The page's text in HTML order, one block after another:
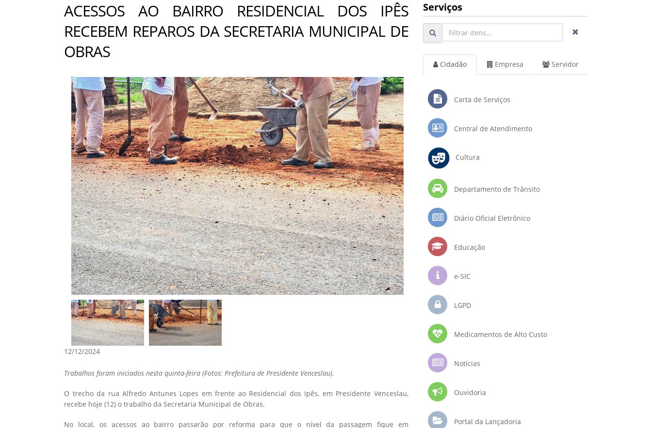
ACESSOS AO BAIRRO RESIDENCIAL DOS IPÊS
RECEBEM REPAROS DA SECRETARIA MUNICIPAL DE
OBRAS
12/12/2024
Trabalhos foram iniciados nesta quinta-feira (Fotos: Prefeitura de Presidente Venceslau).
O trecho da rua Alfredo Antunes Lopes em frente ao Residencial dos Ipês, em Presidente Venceslau,
recebe hoje (12) o trabalho da Secretaria Municipal de Obras.
No local, os acessos ao bairro passarão por reforma para que o nível da passagem fique em
Serviços
Cidadão Empresa Servidor
Carta de Serviços
Central de Atendimento
Cultura
Departamento de Trânsito
Diário Oficial Eletrônico
Educação
e-SIC
LGPD
Medicamentos de Alto Custo
Notícias
Ouvidoria
Portal da Lançadoria